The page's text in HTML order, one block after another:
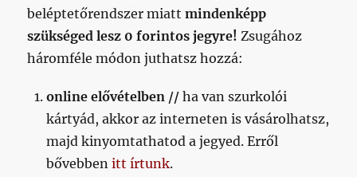
beléptetőrendszer miattmindenképp
szükséged lesz 0 forintos jegyre! Zsugához
háromféle módon juthatsz hozzá:
online elővételben // ha van szurkolói
kártyád, akkor az interneten is vásárolhatsz,
majd kinyomtathatod a jegyed. Erről
bővebbenitt írtunk.